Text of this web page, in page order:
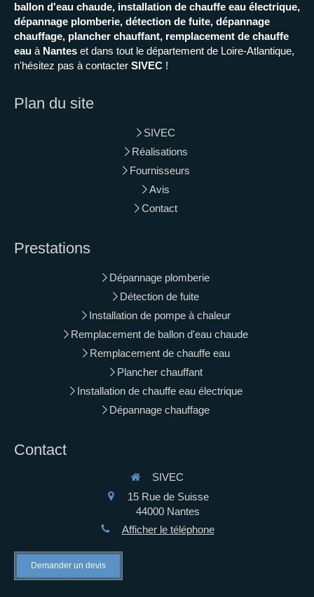
ballon d'eau chaude, installation de chauffe eau électrique,
dépannage plomberie, détection de fuite, dépannage
chauffage, plancher chauffant, remplacement de chauffe
eau à Nantes et dans tout le département de Loire-Atlantique,
n'hésitez pas à contacter SIVEC !
Plan du site
SIVEC
Réalisations
Fournisseurs
Avis
Contact
Prestations
Dépannage plomberie
Détection de fuite
Installation de pompe à chaleur
Remplacement de ballon d'eau chaude
Remplacement de chauffe eau
Plancher chauffant
Installation de chauffe eau électrique
Dépannage chauffage
Contact
SIVEC
15 Rue de Suisse
44000 Nantes
Afficher le téléphone
Demander un devis